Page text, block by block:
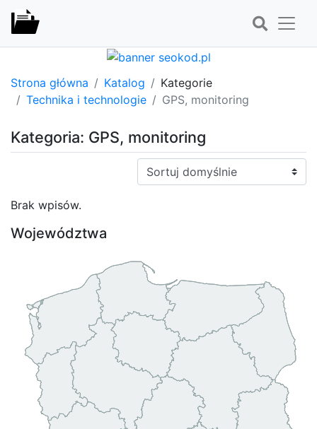
Strona główna Katalog
Kategorie
Technika i technologie
GPS, monitoring
Kategoria: GPS, monitoring
Sortuj:
Brak wpisów.
Województwa